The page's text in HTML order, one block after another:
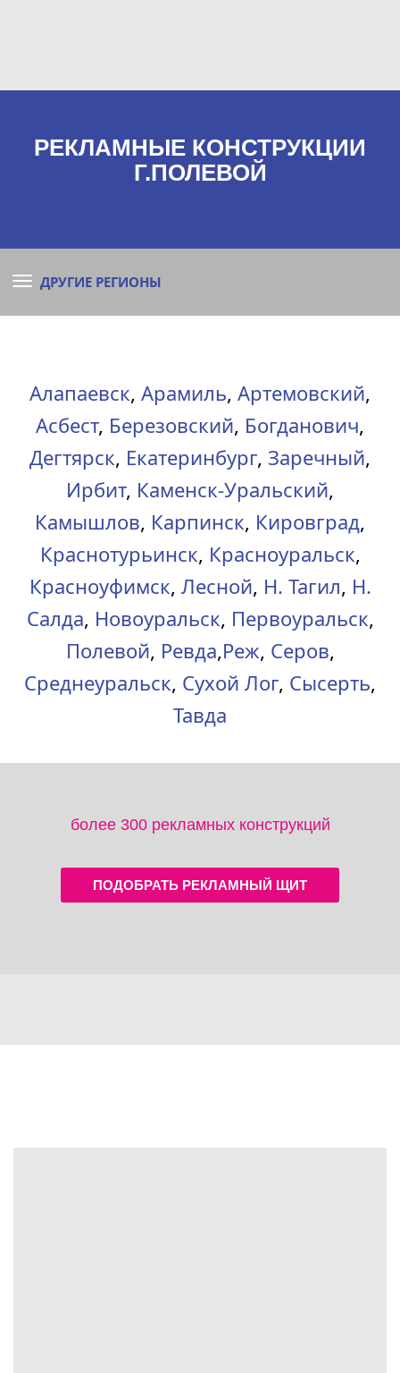
РЕКЛАМНЫЕ КОНСТРУКЦИИ
Г.ПОЛЕВОЙ
ДРУГИЕ РЕГИОНЫ
Алапаевск, Арамиль, Артемовский,
Асбест, Березовский, Богданович,
Дегтярск, Екатеринбург, Заречный,
Ирбит, Каменск-Уральский,
Камышлов, Карпинск, Кировград,
Краснотурьинск, Красноуральск,
Красноуфимск, Лесной, Н. Тагил, Н.
Салда, Новоуральск, Первоуральск,
Полевой, Ревда,Реж, Серов,
Среднеуральск, Сухой Лог, Сысерть,
Тавда
более 300 рекламных конструкций
ПОДОБРАТЬ РЕКЛАМНЫЙ ЩИТ